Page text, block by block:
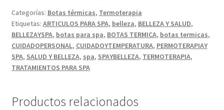
cantidad
Categorías: Botas térmicas, Termoterapia
Etiquetas: ARTICULOS PARA SPA, belleza, BELLEZA Y SALUD,
BELLEZAYSPA, botas para spa, BOTAS TERMICA, botas termicas,
CUIDADOPERSONAL, CUIDADOYTEMPERATURA, PERMOTERAPIAY
SPA, SALUD Y BELLEZA, spa, SPAYBELLEZA, TERMOTERAPIA,
TRATAMIENTOS PARA SPA
Productos relacionados